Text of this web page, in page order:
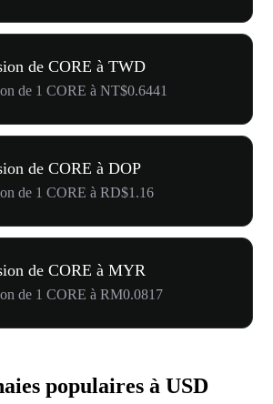
de CORE à TWD
de 1 CORE à NT$0.6441
de CORE à DOP
de 1 CORE à RD$1.16
de CORE à MYR
de 1 CORE à RM0.0817
populaires à USD